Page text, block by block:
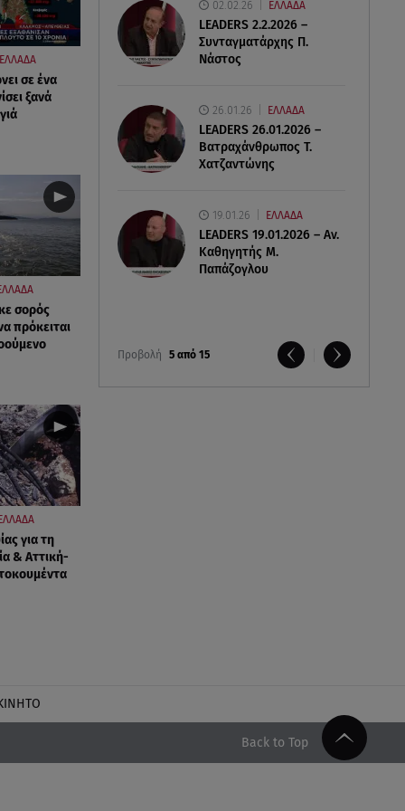
02.02.26 ΕΛΛΑΔΑ
LEADERS 2.2.2026 –
Συνταγματάρχης Π.
Νάστος
26.01.26 ΕΛΛΑΔΑ
LEADERS 26.01.2026 –
Βατραχάνθρωπος Τ.
Χατζαντώνης
19.01.26 ΕΛΛΑΔΑ
LEADERS 19.01.2026 – Αν.
Καθηγητής Μ.
Παπάζογλου
Προβολή 5 από 15
ΕΛΛΑΔΑ
σε ένα
ξανά
σορός
πρόκειται
για τη
& Αττική-
Back to Top